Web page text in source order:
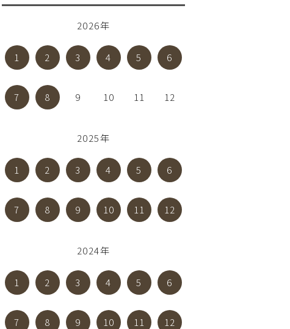
2026年
1 2 3 4 5 6
7 8 9 10 11 12
2025年
1 2 3 4 5 6
7 8 9 10 11 12
2024年
1 2 3 4 5 6
7 8 9 10 11 12